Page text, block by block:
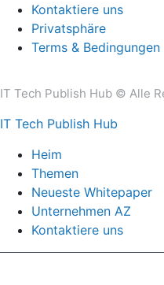
Kontaktiere uns
Privatsphäre
Terms & Bedingungen
IT Tech Publish Hub © Alle
IT Tech Publish Hub
Heim
Themen
Neueste Whitepaper
Unternehmen AZ
Kontaktiere uns